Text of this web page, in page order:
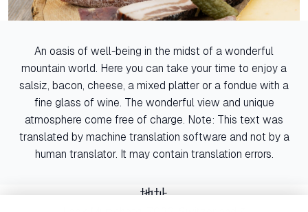
An oasis of well-being in the midst of a wonderful
mountain world. Here you can take your time to enjoy a
salsiz, bacon, cheese, a mixed platter or a fondue with a
fine glass of wine. The wonderful view and unique
atmosphere come free of charge. Note: This text was
translated by machine translation software and not by a
human translator. It may contain translation errors.
地址